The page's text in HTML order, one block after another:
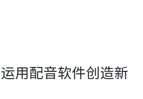
用配音软件创造新